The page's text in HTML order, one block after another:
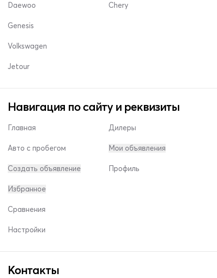
Daewoo Chery
Genesis
Volkswagen
Jetour
Навигация по сайту и реквизиты
Главная
Авто с пробегом
Создать объявление
Дилеры
Мои объявления
Профиль
Избранное
Сравнения
Настройки
Контакты